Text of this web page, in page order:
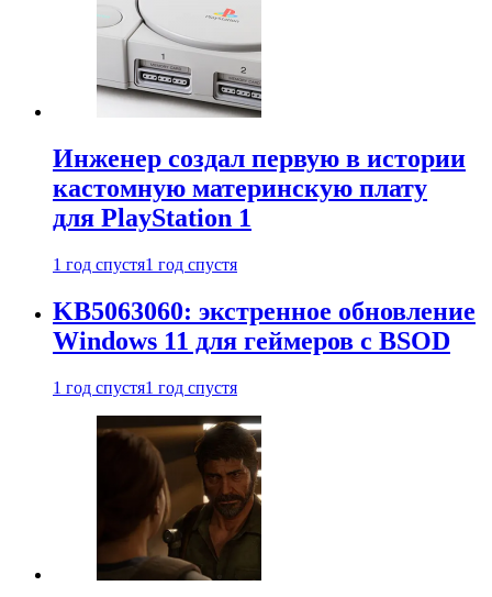
Инженер создал первую в истории
кастомную материнскую плату
для PlayStation 1
1 год спустя1 год спустя
KB5063060: экстренное обновление
Windows 11 для геймеров с BSOD
1 год спустя1 год спустя